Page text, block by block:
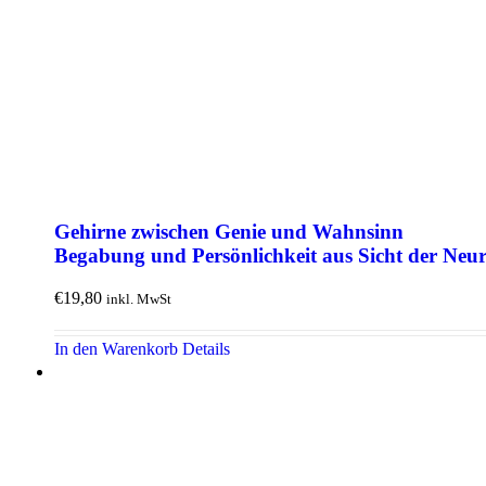
Gehirne zwischen Genie und Wahn­sinn
Begabung und Persönlich­keit aus Sicht der
€19,80 inkl. MwSt
In den Warenkorb Details